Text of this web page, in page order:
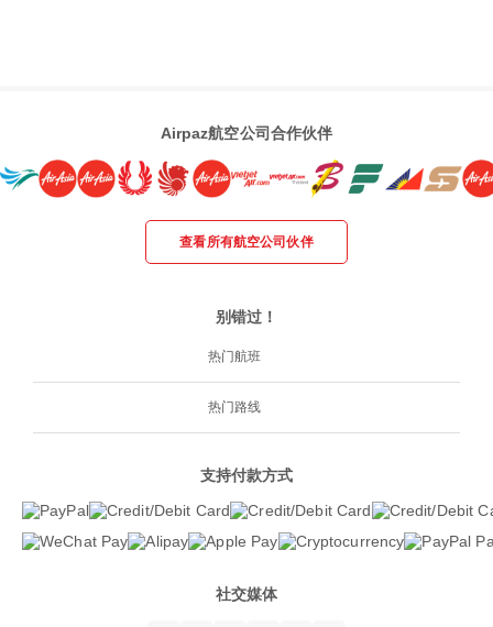
Airpaz航空公司合作伙伴
查看所有航空公司伙伴
别错过！
热门航班
热门路线
支持付款方式
社交媒体